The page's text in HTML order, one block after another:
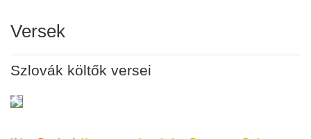
Versek
Szlovák költők versei